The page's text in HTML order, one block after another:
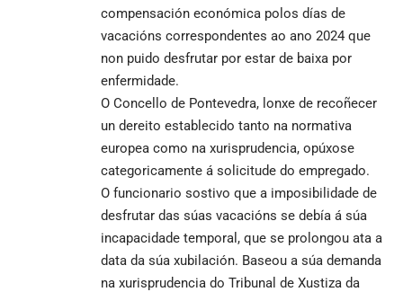
compensación económica polos días de
vacacións correspondentes ao ano 2024 que
non puido desfrutar por estar de baixa por
enfermidade.
O Concello de Pontevedra, lonxe de recoñecer
un dereito establecido tanto na normativa
europea como na xurisprudencia, opúxose
categoricamente á solicitude do empregado.
O funcionario sostivo que a imposibilidade de
desfrutar das súas vacacións se debía á súa
incapacidade temporal, que se prolongou ata a
data da súa xubilación. Baseou a súa demanda
na xurisprudencia do Tribunal de Xustiza da